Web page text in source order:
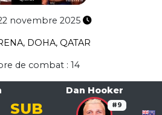
novembre 2025
DOHA, QATAR
de combat : 14
Dan Hooker
#9
SUB